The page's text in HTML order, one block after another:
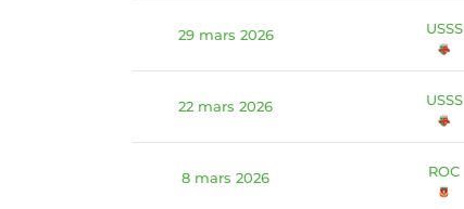
29 mars 2026 USSS
22 mars 2026 USSS
8 mars 2026 ROC